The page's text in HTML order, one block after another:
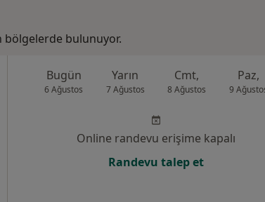
bölgelerde bulunuyor.
Bugün
6 Ağustos
Yarın
7 Ağustos
Cmt,
8 Ağustos
Paz,
9
Online randevu erişime kapalı
Randevu talep et